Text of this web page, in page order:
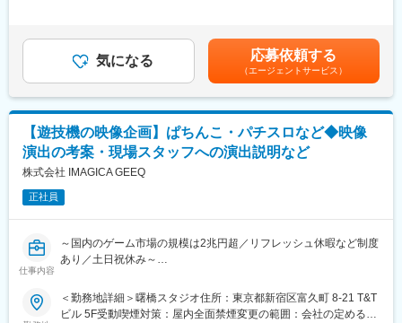
来場者の質問・要望への対応体制の構築
◎トラブル対応
想定外の事態に備えた事前準備と、当日の柔軟な対応
■当社について
・エンジニアに特化した事業モデルで急成長中！
ファインディは、エンジニアのスキルを可視化する独自の技術
「Findyスコア」を活用し、転職・フリーランス・SaaSなど複数
の事業を展開。エンジニアにとって本当に価値あるサービスを提
変更の範囲：会社の定める業務
その中で遊技機ディレクターとして、下記業務をお願いします。
◎映像企画、映像提案
◎進捗管理、コスト管理
■使用ツール
オフィスソフト：Google Workspace、Microsoft Office
タスク管理ツール：Redmine
チャットツール：Chatwork、Slack、Teams
※いずれもプロジェクトによります。またPhotoshopや、ChatGPT
やStable DiffusionなどのAIツールも状況に応じて使用可能です
■組織構成
開発部 制作管理グループ(約10名)
支給対象の場合、想定年収（理論年収）には理論賞与を含める※給
与レンジは目安です。スキル・ご経験により優遇させて頂きま
す。■賞与：あり■昇給：あり賃金はあくまでも目安の金額であ
り、選考を通じて上下する可能性があります。月給(月額)は固定手
当を含めた表記です。
気になる 応募依頼する
（エージェントサービス）
【遊技機の映像企画】ぱちんこ・パチスロなど◆映像
演出の考案・現場スタッフへの演出説明など
株式会社 IMAGICA GEEQ
正社員
仕事内容
～国内のゲーム市場の規模は2兆円超／リフレッシュ休暇など制度
あり／土日祝休み～
■業務内容
遊技機（ぱちんこ・パチスロ）映像制作における映像演出の考
＜勤務地詳細＞曙橋スタジオ住所：東京都新宿区富久町 8-21 T&T
ビル 5F受動喫煙対策：屋内全面禁煙変更の範囲：会社の定める事